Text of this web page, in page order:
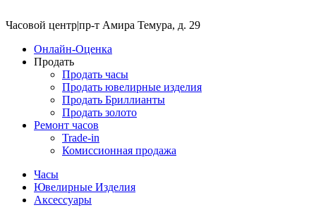
Часовой центр|пр-т Амира Темура, д. 29
Онлайн-Оценка
Продать
Продать часы
Продать ювелирные изделия
Продать Бриллианты
Продать золото
Ремонт часов
Trade-in
Комиссионная продажа
Часы
Ювелирные Изделия
Аксессуары